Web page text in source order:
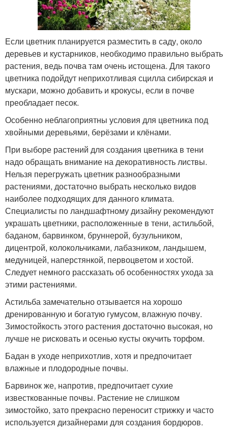
Если цветник планируется разместить в саду, около
деревьев и кустарников, необходимо правильно выбрать
растения, ведь почва там очень истощена. Для такого
цветника подойдут неприхотливая сцилла сибирская и
мускари, можно добавить и крокусы, если в почве
преобладает песок.
Особенно неблагоприятны условия для цветника под
хвойными деревьями, берёзами и клёнами.
При выборе растений для создания цветника в тени
надо обращать внимание на декоративность листвы.
Нельзя перегружать цветник разнообразными
растениями, достаточно выбрать несколько видов
наиболее подходящих для данного климата.
Специалисты по ландшафтному дизайну рекомендуют
украшать цветники, расположенные в тени, астильбой,
баданом, барвинком, бруннерой, бузульником,
дицентрой, колокольчиками, лабазником, ландышем,
медуницей, наперстянкой, первоцветом и хостой.
Следует немного рассказать об особенностях ухода за
этими растениями.
Астильба замечательно отзывается на хорошо
дренированную и богатую гумусом, влажную почву.
Зимостойкость этого растения достаточно высокая, но
лучше не рисковать и осенью кусты окучить торфом.
Бадан в уходе неприхотлив, хотя и предпочитает
влажные и плодородные почвы.
Барвинок же, напротив, предпочитает сухие
известкованные почвы. Растение не слишком
зимостойко, зато прекрасно переносит стрижку и часто
используется дизайнерами для создания бордюров.